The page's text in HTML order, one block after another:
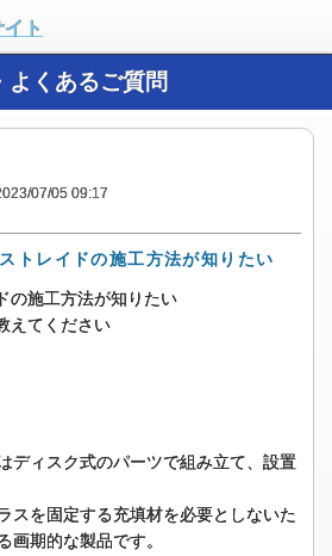
よくあるご質問
07/05 09:17
トレイドの施工方法が知りたい
の施工方法が知りたい
えてください
ディスク式のパーツで組み立て、設置
スを固定する充填材を必要としないた
画期的な製品です。